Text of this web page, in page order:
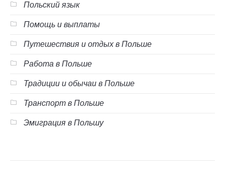
Польский язык
Помощь и выплаты
Путешествия и отдых в Польше
Работа в Польше
Традиции и обычаи в Польше
Транспорт в Польше
Эмиграция в Польшу